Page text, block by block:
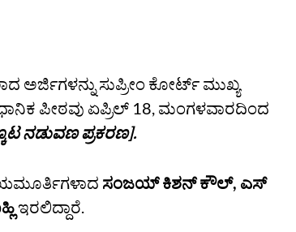
ಅರ್ಜಿಗಳನ್ನು ಸುಪ್ರೀಂ ಕೋರ್ಟ್‌ ಮುಖ್ಯ
ಪೀಠವು ಏಪ್ರಿಲ್ 18, ಮಂಗಳವಾರದಿಂದ
ನಡುವಣ ಪ್ರಕರಣ].
ಸಂಜಯ್ ಕಿಶನ್ ಕೌಲ್, ಎಸ್
ಇರಲಿದ್ದಾರೆ.